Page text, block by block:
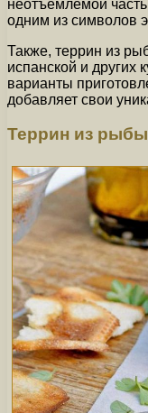
неотъемлемой
одним из символов
Также, террин из
испанской и других
варианты
добавляет свои
Террин из